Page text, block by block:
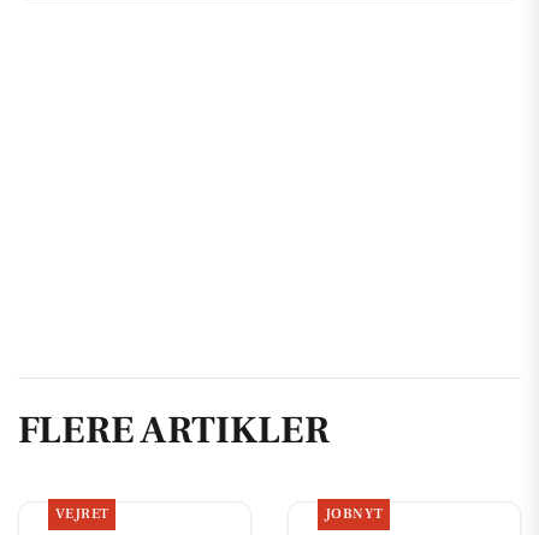
FLERE ARTIKLER
VEJRET JOBNYT